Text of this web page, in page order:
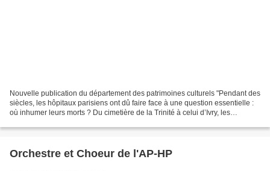
Nouvelle publication du département des patrimoines culturels "Pendant des
siècles, les hôpitaux parisiens ont dû faire face à une question essentielle :
où inhumer leurs morts ? Du cimetière de la Trinité à celui d’Ivry, les
Orchestre et Choeur de l'AP-HP